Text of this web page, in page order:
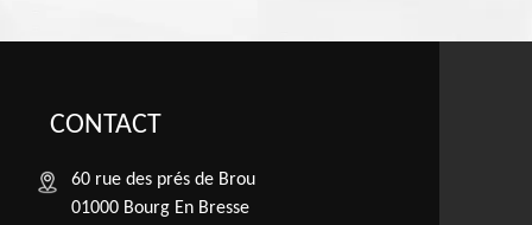
CONTACT
60 rue des prés de Brou
01000 Bourg En Bresse